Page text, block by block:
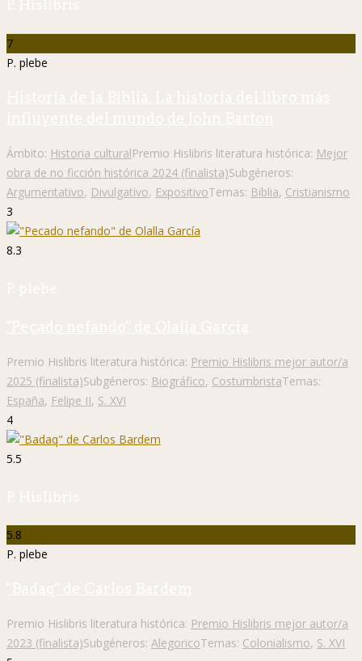
P. Hislibris
7
P. plebe
Historia de la Biblia. La historia del libro más
influyente del mundo de John Barton
Ámbito: Historia culturalPremio Hislibris literatura histórica: Mejor
obra de no ficción histórica 2024 (finalista)Subgéneros:
Argumentativo, Divulgativo, ExpositivoTemas: Biblia, Cristianismo
3
8.3
P. plebe
"Pecado nefando" de Olalla García
Premio Hislibris literatura histórica: Premio Hislibris mejor autor/a
2025 (finalista)Subgéneros: Biográfico, CostumbristaTemas:
España, Felipe II, S. XVI
4
5.5
P. Hislibris
5.8
P. plebe
"Badaq" de Carlos Bardem
Premio Hislibris literatura histórica: Premio Hislibris mejor autor/a
2023 (finalista)Subgéneros: AlegoricoTemas: Colonialismo, S. XVI